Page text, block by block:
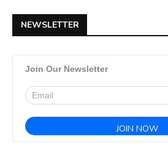
NEWSLETTER
Join Our Newsletter